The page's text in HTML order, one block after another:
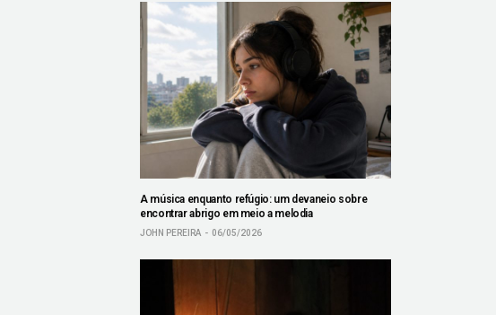
A música enquanto refúgio: um devaneio sobre
encontrar abrigo em meio a melodia
JOHN PEREIRA 06/05/2026